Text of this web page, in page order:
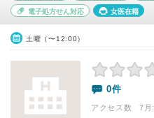
電子処方せん対応 女医在籍
土曜（〜12:00）
0件
アクセス数 7月: